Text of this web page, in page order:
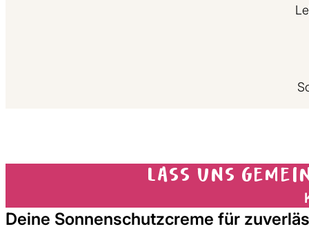
Lass uns
Deine Sonnenschutzcreme für